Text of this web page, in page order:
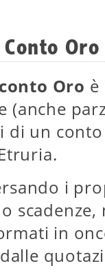
conto Oro è
(anche
di un
i
scadenze,
in